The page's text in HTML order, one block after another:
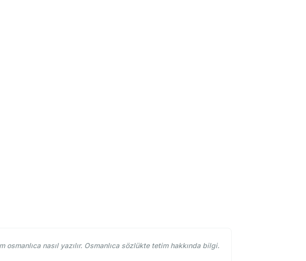
nasıl yazılır. Osmanlıca sözlükte tetim hakkında bilgi.